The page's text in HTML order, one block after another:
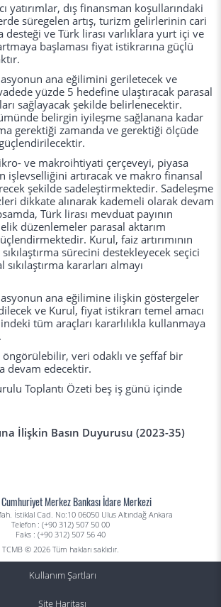
yatırımlar, dış finansman koşullarındaki
süregelen artış, turizm gelirlerinin cari
desteği ve Türk lirası varlıklara yurt içi ve
başlaması fiyat istikrarına güçlü
ana eğilimini geriletecek ve
yüzde 5 hedefine ulaştıracak parasal
sağlayacak şekilde belirlenecektir.
belirgin iyileşme sağlanana kadar
gerektiği zamanda ve gerektiği ölçüde
ve makroihtiyati çerçeveyi, piyasa
işlevselliğini artıracak ve makro finansal
şekilde sadeleştirmektedir. Sadeleşme
dikkate alınarak kademeli olarak devam
Türk lirası mevduat payının
düzenlemeler parasal aktarım
Kurul, faiz artırımının
sıkılaştırma sürecini destekleyecek seçici
kararları almayı
ana eğilimine ilişkin göstergeler
ve Kurul, fiyat istikrarı temel amacı
tüm araçları kararlılıkla kullanmaya
öngörülebilir, veri odaklı ve şeffaf bir
devam edecektir.
Toplantı Özeti beş iş günü içinde
İlişkin Basın Duyurusu (2023-35)
Merkez Bankası İdare Merkezi
İstiklal Cad. No:10 06050 Ulus Altındağ Ankara
Telefon : (+90 312) 507 50 00
Faks : (+90 312) 507 56 40
TCMB © 2026 Tüm hakları saklıdır.
Kullanım Şartları
Site Haritası